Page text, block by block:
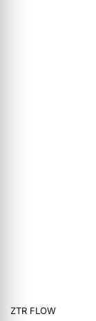
ZTR FLOW